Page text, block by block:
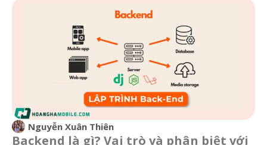
Nguyễn Xuân Thiên
Backend là gì? Vai trò và phân biệt với